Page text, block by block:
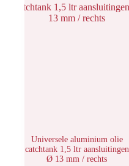
Universele aluminium olie
catchtank 1,5 ltr aansluitingen
Ø 13 mm / rechts